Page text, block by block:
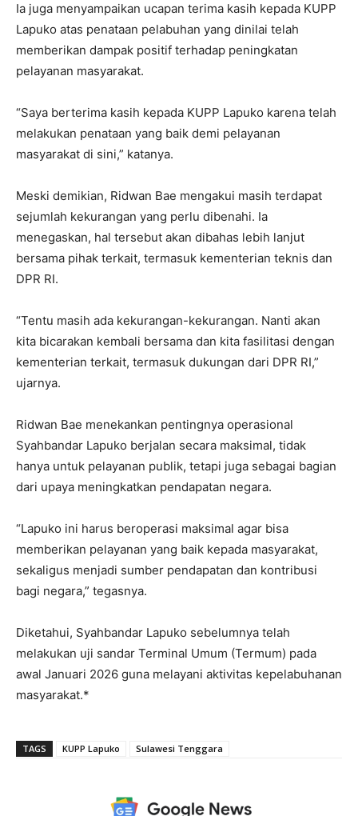
Ia juga menyampaikan ucapan terima kasih kepada KUPP
Lapuko atas penataan pelabuhan yang dinilai telah
memberikan dampak positif terhadap peningkatan
pelayanan masyarakat.
“Saya berterima kasih kepada KUPP Lapuko karena telah
melakukan penataan yang baik demi pelayanan
masyarakat di sini,” katanya.
Meski demikian, Ridwan Bae mengakui masih terdapat
sejumlah kekurangan yang perlu dibenahi. Ia
menegaskan, hal tersebut akan dibahas lebih lanjut
bersama pihak terkait, termasuk kementerian teknis dan
DPR RI.
“Tentu masih ada kekurangan-kekurangan. Nanti akan
kita bicarakan kembali bersama dan kita fasilitasi dengan
kementerian terkait, termasuk dukungan dari DPR RI,”
ujarnya.
Ridwan Bae menekankan pentingnya operasional
Syahbandar Lapuko berjalan secara maksimal, tidak
hanya untuk pelayanan publik, tetapi juga sebagai bagian
dari upaya meningkatkan pendapatan negara.
“Lapuko ini harus beroperasi maksimal agar bisa
memberikan pelayanan yang baik kepada masyarakat,
sekaligus menjadi sumber pendapatan dan kontribusi
bagi negara,” tegasnya.
Diketahui, Syahbandar Lapuko sebelumnya telah
melakukan uji sandar Terminal Umum (Termum) pada
awal Januari 2026 guna melayani aktivitas kepelabuhanan
masyarakat.*
TAGS KUPP Lapuko Sulawesi Tenggara